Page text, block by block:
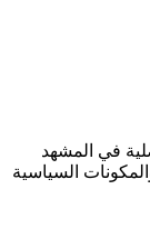
السياسية